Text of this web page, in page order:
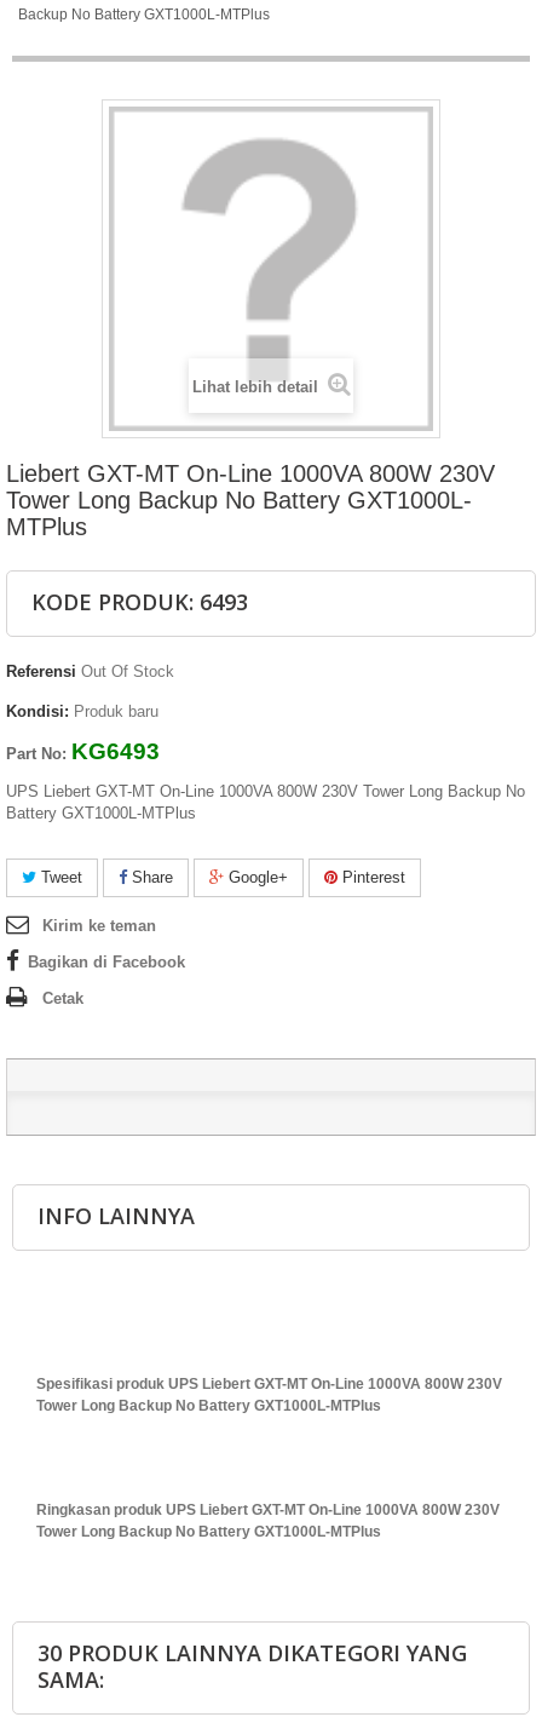
Backup No Battery GXT1000L-MTPlus
Lihat lebih detail
Liebert GXT-MT On-Line 1000VA 800W 230V
Tower Long Backup No Battery GXT1000L-
MTPlus
KODE PRODUK: 6493
Referensi Out Of Stock
Kondisi: Produk baru
Part No: KG6493
UPS Liebert GXT-MT On-Line 1000VA 800W 230V Tower Long Backup No
Battery GXT1000L-MTPlus
Tweet Share Google+ Pinterest
Kirim ke teman
Bagikan di Facebook
Cetak
INFO LAINNYA
Spesifikasi produk UPS Liebert GXT-MT On-Line 1000VA 800W 230V
Tower Long Backup No Battery GXT1000L-MTPlus
Ringkasan produk UPS Liebert GXT-MT On-Line 1000VA 800W 230V
Tower Long Backup No Battery GXT1000L-MTPlus
30 PRODUK LAINNYA DIKATEGORI YANG
SAMA: